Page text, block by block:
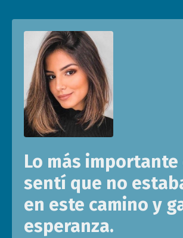
Lo más importante
sentí que no
en este camino y
esperanza.